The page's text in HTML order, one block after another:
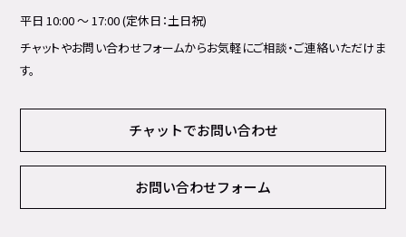
平日 10:00 ～ 17:00 (定休日：土日祝)
チャットやお問い合わせフォームからお気軽にご相談・ご連絡いただけま
す。
チャットでお問い合わせ
お問い合わせフォーム